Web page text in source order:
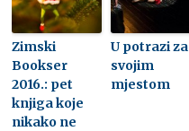
Zimski
Bookser
2016.: pet
knjiga koje
nikako ne
U potrazi za
svojim
mjestom